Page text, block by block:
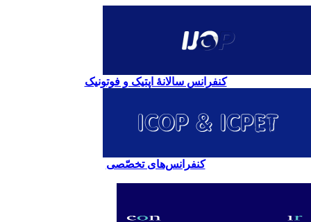
کنفرانس سالانۀ اپتیک و فوتونیک
کنفرانس‌های تخصّصی